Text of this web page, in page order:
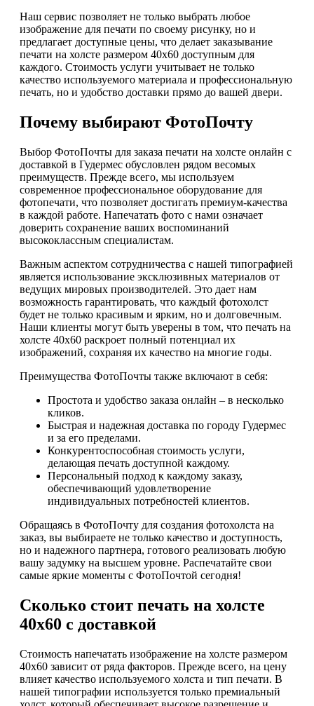
Наш сервис позволяет не только выбрать любое
изображение для печати по своему рисунку, но и
предлагает доступные цены, что делает заказывание
печати на холсте размером 40х60 доступным для
каждого. Стоимость услуги учитывает не только
качество используемого материала и профессиональную
печать, но и удобство доставки прямо до вашей двери.
Почему выбирают ФотоПочту
Выбор ФотоПочты для заказа печати на холсте онлайн с
доставкой в Гудермес обусловлен рядом весомых
преимуществ. Прежде всего, мы используем
современное профессиональное оборудование для
фотопечати, что позволяет достигать премиум-качества
в каждой работе. Напечатать фото с нами означает
доверить сохранение ваших воспоминаний
высококлассным специалистам.
Важным аспектом сотрудничества с нашей типографией
является использование эксклюзивных материалов от
ведущих мировых производителей. Это дает нам
возможность гарантировать, что каждый фотохолст
будет не только красивым и ярким, но и долговечным.
Наши клиенты могут быть уверены в том, что печать на
холсте 40х60 раскроет полный потенциал их
изображений, сохраняя их качество на многие годы.
Преимущества ФотоПочты также включают в себя:
Простота и удобство заказа онлайн – в несколько
кликов.
Быстрая и надежная доставка по городу Гудермес
и за его пределами.
Конкурентоспособная стоимость услуги,
делающая печать доступной каждому.
Персональный подход к каждому заказу,
обеспечивающий удовлетворение
индивидуальных потребностей клиентов.
Обращаясь в ФотоПочту для создания фотохолста на
заказ, вы выбираете не только качество и доступность,
но и надежного партнера, готового реализовать любую
вашу задумку на высшем уровне. Распечатайте свои
самые яркие моменты с ФотоПочтой сегодня!
Сколько стоит печать на холсте
40х60 с доставкой
Стоимость напечатать изображение на холсте размером
40х60 зависит от ряда факторов. Прежде всего, на цену
влияет качество используемого холста и тип печати. В
нашей типографии используется только премиальный